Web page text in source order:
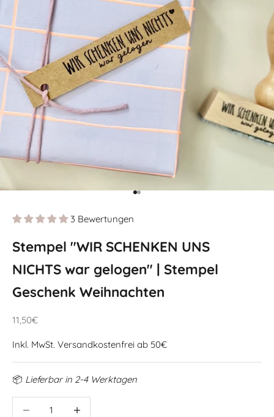
Gehe zu Element 1
Gehe zu Element 2
3 Bewertungen
Stempel "WIR SCHENKEN UNS
NICHTS war gelogen" | Stempel
Geschenk Weihnachten
Angebot
11,50€
Inkl. MwSt. Versandkostenfrei ab 50€
📦 Lieferbar in 2-4 Werktagen